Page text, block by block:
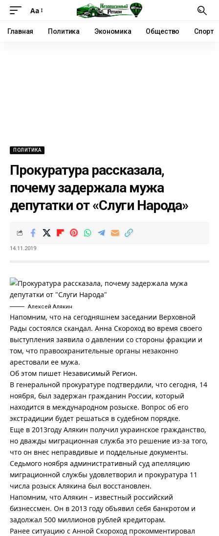
Аа
Главная Политика Экономика Общество Спорт
ПОЛИТИКА
Прокуратура рассказала,
почему задержала мужа
депутатки от «Слуги Народа»
14.11.2019
Алексей Алякин
Напомним, что на сегодняшнем заседании Верховной
Рады состоялся скандал. Анна Скороход во время своего
выступления заявила о давлении со стороны фракции и
том, что правоохранительные органы незаконно
арестовали ее мужа.
Об этом пишет Независимый Регион.
В генеральной прокуратуре подтвердили, что сегодня, 14
ноября, был задержан гражданин России, который
находится в международном розыске. Вопрос об его
экстрадиции будет решаться в судебном порядке.
Еще в 2013году Алякин получил украинское гражданство,
но дважды миграционная служба это решение из-за того,
что он внес неправдивые и поддельные документы.
Седьмого ноября административный суд апелляцию
миграционной службы удовлетворил и прокуратура 11
числа розыск Алякина был восстановлен.
Напомним, что Алякин – известный российский
бизнессмен. Он в 2013 году объявил себя банкротом и
задолжал 500 миллионов рублей кредиторам.
Ранее ситуацию с Анной Скороход прокомментировал